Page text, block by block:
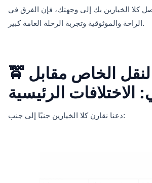
كلا الخيارين بك إلى وجهتك، فإن الفرق في
الراحة والموثوقية وتجربة الرحلة العامة كبير.
🚖 النقل الخاص مقابل
الاختلافات الرئيسية
دعنا نقارن كلا الخيارين جنبًا إلى جنب: